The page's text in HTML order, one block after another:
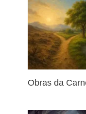
Obras da